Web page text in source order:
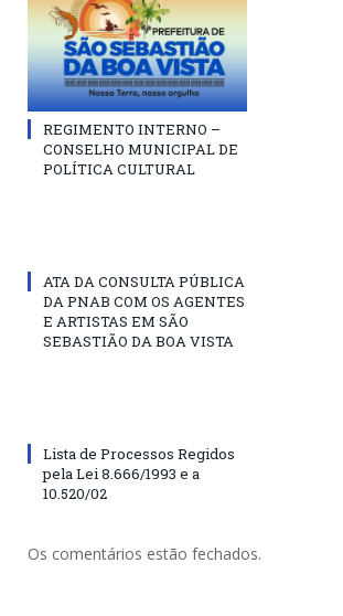
REGIMENTO INTERNO –
CONSELHO MUNICIPAL DE
POLÍTICA CULTURAL
ATA DA CONSULTA PÚBLICA
DA PNAB COM OS AGENTES
E ARTISTAS EM SÃO
SEBASTIÃO DA BOA VISTA
Lista de Processos Regidos
pela Lei 8.666/1993 e a
10.520/02
Os comentários estão fechados.